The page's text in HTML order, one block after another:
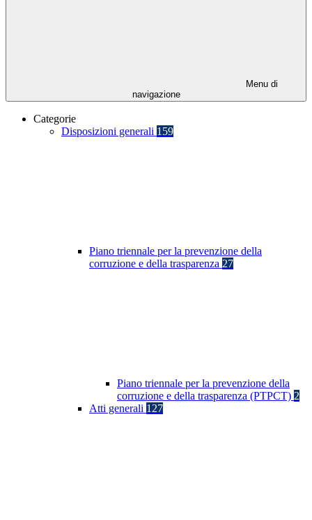
Menu di
navigazione
Categorie
Disposizioni generali 159
Piano triennale per la prevenzione della
corruzione e della trasparenza 27
Piano triennale per la prevenzione della
corruzione e della trasparenza (PTPCT) 2
Atti generali 127